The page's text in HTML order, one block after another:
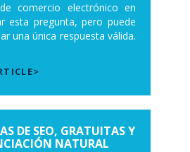
comercio electrónico en
esta pregunta, pero puede
una única respuesta válida.
DE SEO, GRATUITAS Y
NATURAL